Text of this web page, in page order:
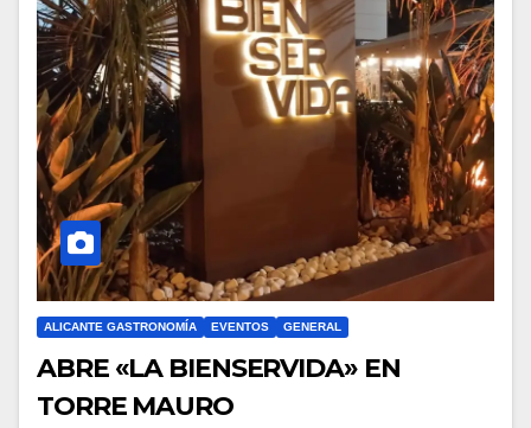
ALICANTE GASTRONOMÍA EVENTOS GENERAL
ABRE «LA BIENSERVIDA» EN
TORRE MAURO